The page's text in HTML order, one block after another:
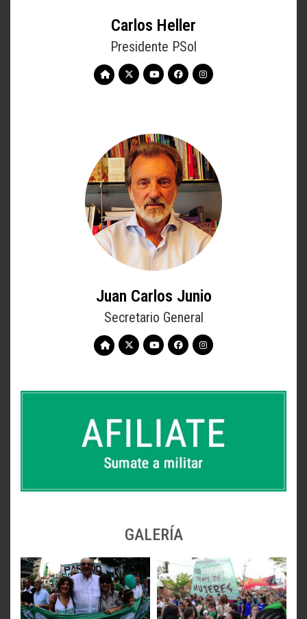
Carlos Heller
Presidente PSol
Juan Carlos Junio
Secretario General
GALERÍA